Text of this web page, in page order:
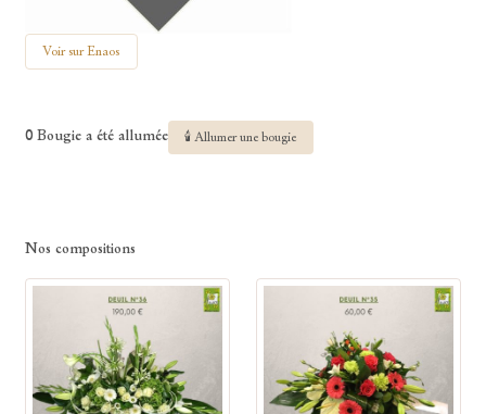
Voir sur Enaos
0 Bougie a été allumée 🕯 Allumer une bougie
Nos compositions